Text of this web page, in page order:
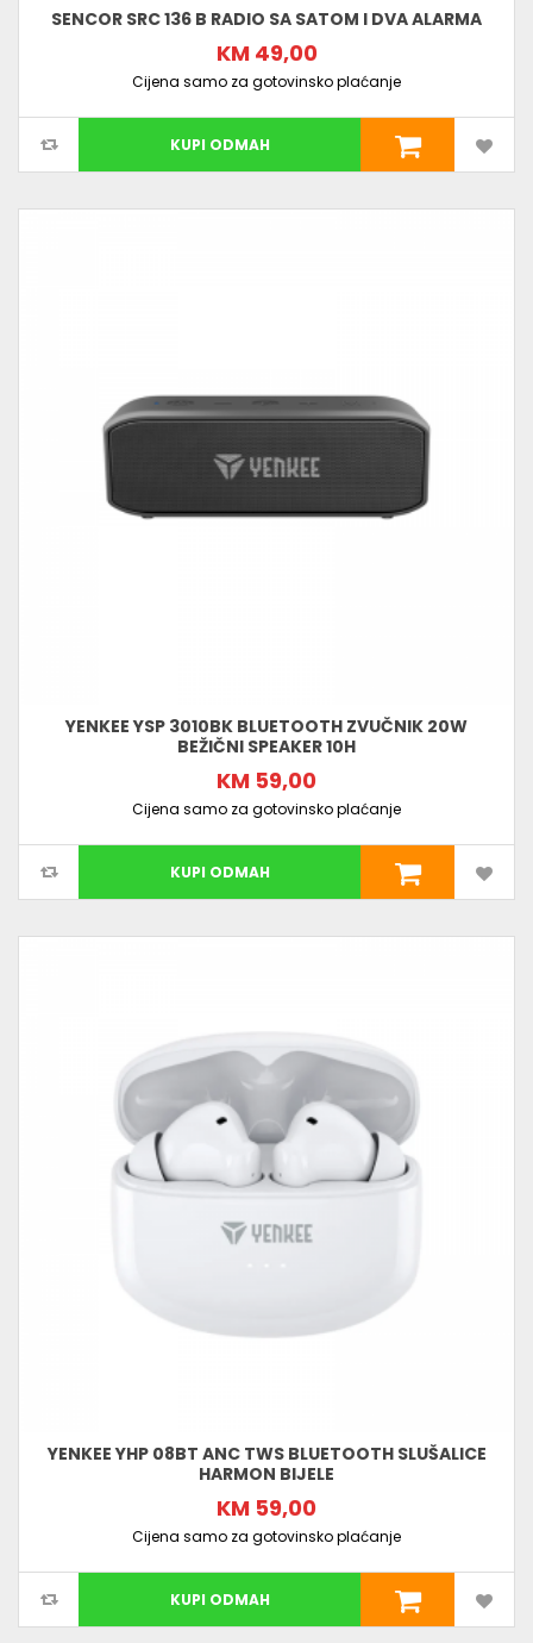
SENCOR SRC 136 B RADIO SA SATOM I DVA ALARMA
KM 49,00
Cijena samo za gotovinsko plaćanje
KUPI ODMAH
YENKEE YSP 3010BK BLUETOOTH ZVUČNIK 20W
BEŽIČNI SPEAKER 10H
KM 59,00
Cijena samo za gotovinsko plaćanje
KUPI ODMAH
YENKEE YHP 08BT ANC TWS BLUETOOTH SLUŠALICE
HARMON BIJELE
KM 59,00
Cijena samo za gotovinsko plaćanje
KUPI ODMAH